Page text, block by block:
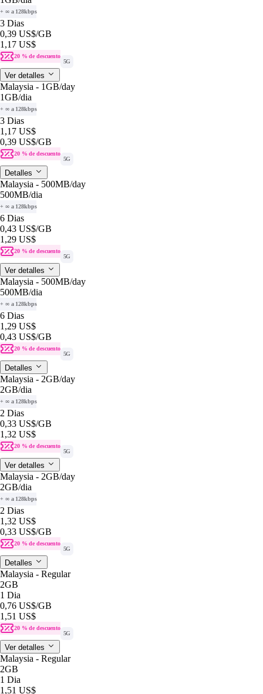
+ ∞ a 128kbps
3 Dias
0,39 US$/GB
1,17 US$
20 % de descuento
5G
Ver detalles
Malaysia - 1GB/day
1GB/dia
+ ∞ a 128kbps
3 Dias
1,17 US$
0,39 US$/GB
20 % de descuento
5G
Detalles
Malaysia - 500MB/day
500MB/dia
+ ∞ a 128kbps
6 Dias
0,43 US$/GB
1,29 US$
20 % de descuento
5G
Ver detalles
Malaysia - 500MB/day
500MB/dia
+ ∞ a 128kbps
6 Dias
1,29 US$
0,43 US$/GB
20 % de descuento
5G
Detalles
Malaysia - 2GB/day
2GB/dia
+ ∞ a 128kbps
2 Dias
0,33 US$/GB
1,32 US$
20 % de descuento
5G
Ver detalles
Malaysia - 2GB/day
2GB/dia
+ ∞ a 128kbps
2 Dias
1,32 US$
0,33 US$/GB
20 % de descuento
5G
Detalles
Malaysia - Regular
2GB
1 Dia
0,76 US$/GB
1,51 US$
20 % de descuento
5G
Ver detalles
Malaysia - Regular
2GB
1 Dia
1,51 US$